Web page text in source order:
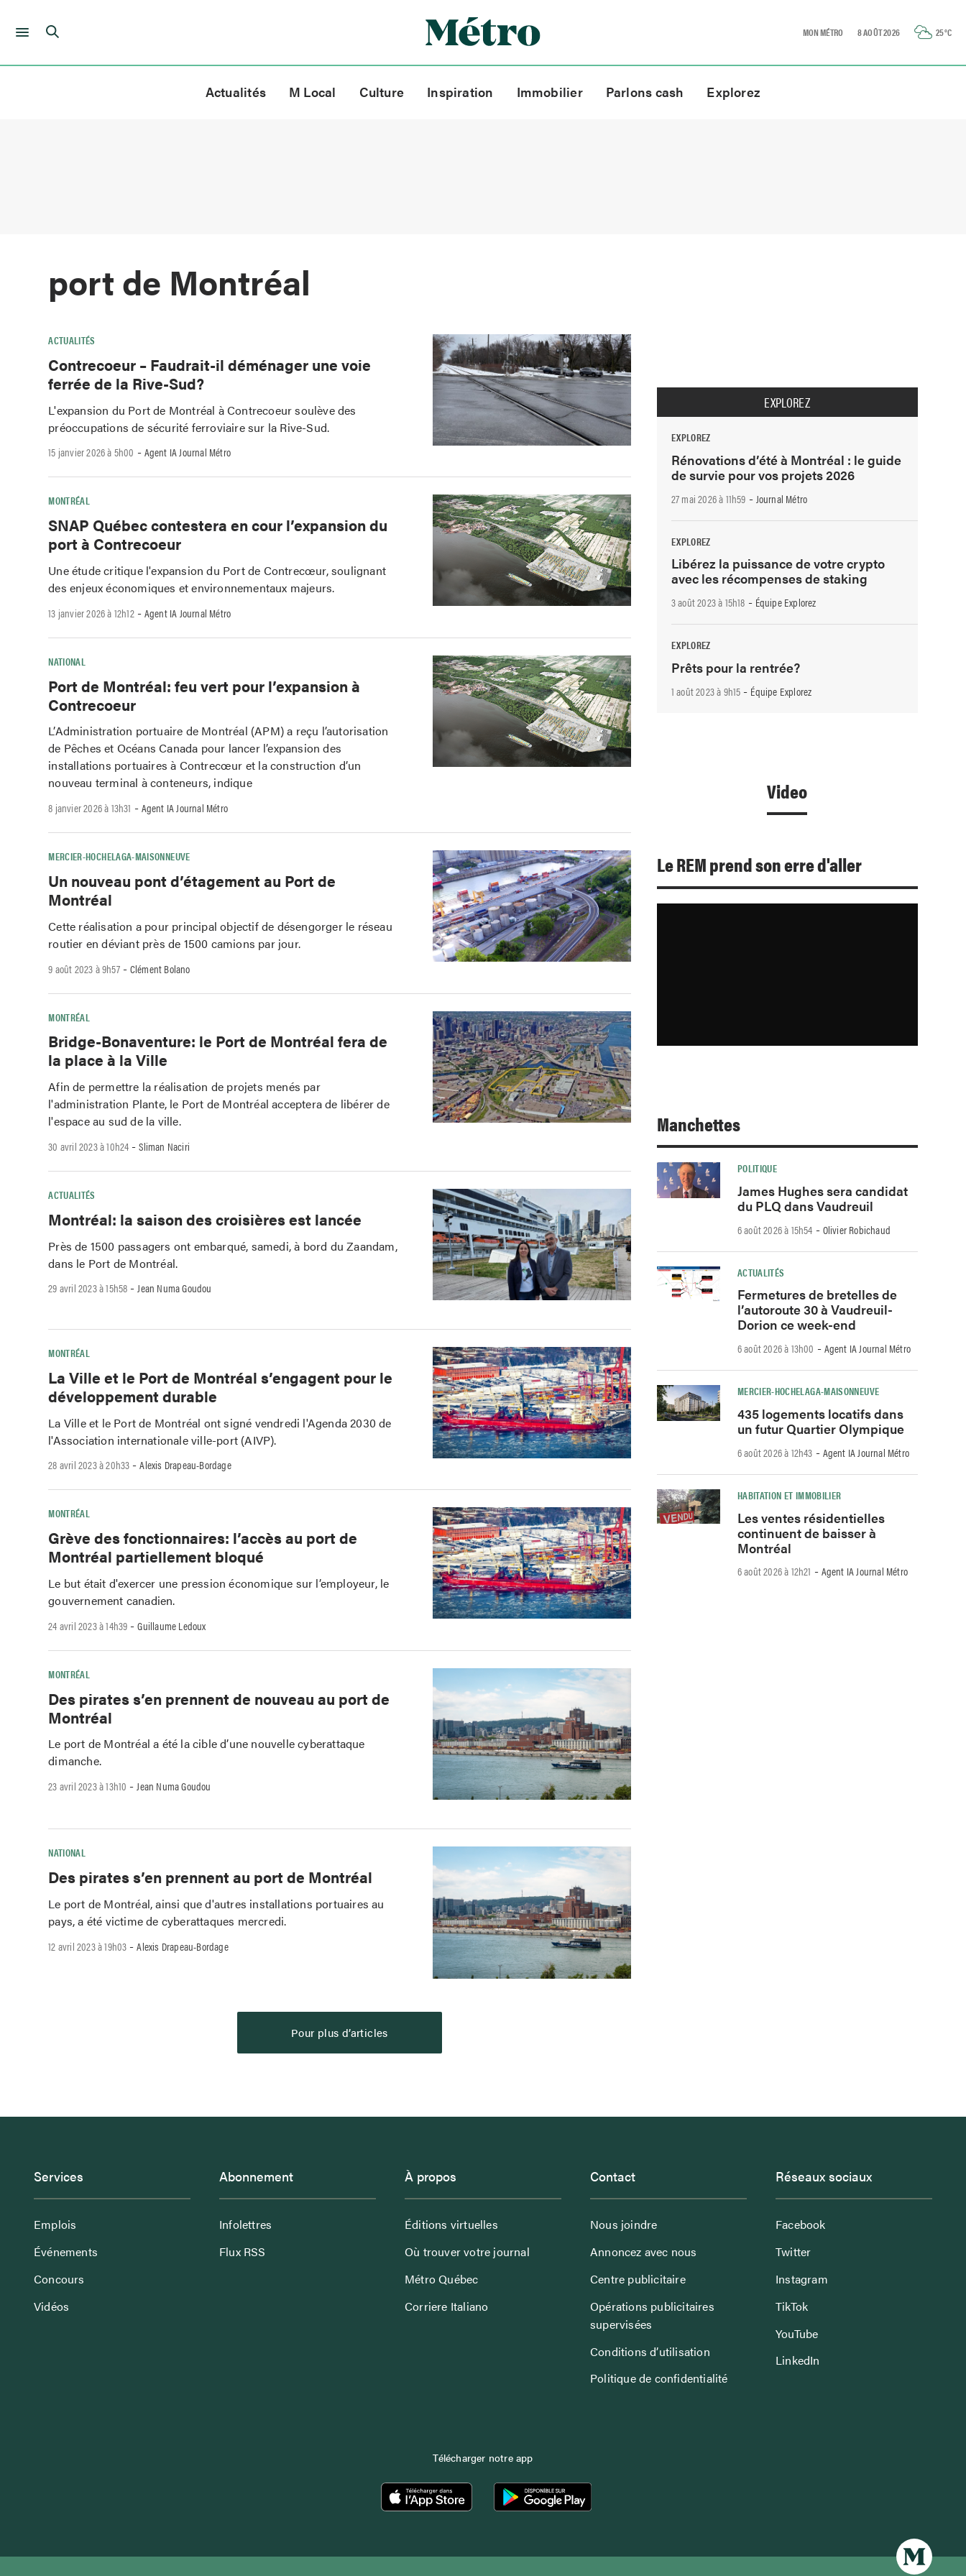
Skip
MON MÉTRO 8 AOÛT 2026 25°C
Actualités M Local Culture Inspiration Immobilier Parlons cash Explorez
port de Montréal
ACTUALITÉS
Contrecoeur – Faudrait-il déménager une voie
ferrée de la Rive-Sud?
L'expansion du Port de Montréal à Contrecoeur soulève des
préoccupations de sécurité ferroviaire sur la Rive-Sud.
15 janvier 2026 à 5h00 -Agent IA Journal Métro
MONTRÉAL
SNAP Québec contestera en cour l’expansion du
port à Contrecoeur
Une étude critique l'expansion du Port de Contrecœur, soulignant
des enjeux économiques et environnementaux majeurs.
13 janvier 2026 à 12h12-Agent IA Journal Métro
NATIONAL
Port de Montréal: feu vert pour l’expansion à
Contrecoeur
L’Administration portuaire de Montréal (APM) a reçu l’autorisation
de Pêches et Océans Canada pour lancer l’expansion des
installations portuaires à Contrecœur et la construction d’un
nouveau terminal à conteneurs, indique
8 janvier 2026 à 13h31 -Agent IA Journal Métro
MERCIER-HOCHELAGA-MAISONNEUVE
Un nouveau pont d’étagement au Port de
Montréal
Cette réalisation a pour principal objectif de désengorger le réseau
routier en déviant près de 1500 camions par jour.
9 août 2023 à 9h57-Clément Bolano
MONTRÉAL
Bridge-Bonaventure: le Port de Montréal fera de
la place à la Ville
Afin de permettre la réalisation de projets menés par
l'administration Plante, le Port de Montréal acceptera de libérer de
l'espace au sud de la ville.
30 avril 2023 à 10h24 -Sliman Naciri
ACTUALITÉS
Montréal: la saison des croisières est lancée
Près de 1500 passagers ont embarqué, samedi, à bord du Zaandam,
dans le Port de Montréal.
29 avril 2023 à 15h58 -Jean Numa Goudou
MONTRÉAL
La Ville et le Port de Montréal s’engagent pour le
développement durable
La Ville et le Port de Montréal ont signé vendredi l'Agenda 2030 de
l'Association internationale ville-port (AIVP).
28 avril 2023 à 20h33 -Alexis Drapeau-Bordage
MONTRÉAL
Grève des fonctionnaires: l’accès au port de
Montréal partiellement bloqué
Le but était d'exercer une pression économique sur l’employeur, le
gouvernement canadien.
24 avril 2023 à 14h39 -Guillaume Ledoux
MONTRÉAL
Des pirates s’en prennent de nouveau au port de
Montréal
Le port de Montréal a été la cible d’une nouvelle cyberattaque
dimanche.
23 avril 2023 à 13h10 -Jean Numa Goudou
NATIONAL
Des pirates s’en prennent au port de Montréal
Le port de Montréal, ainsi que d'autres installations portuaires au
pays, a été victime de cyberattaques mercredi.
12 avril 2023 à 19h03 -Alexis Drapeau-Bordage
Pour plus d’articles
EXPLOREZ
EXPLOREZ
Rénovations d’été à Montréal : le guide
de survie pour vos projets 2026
27 mai 2026 à 11h59 - Journal Métro
EXPLOREZ
Libérez la puissance de votre crypto
avec les récompenses de staking
3 août 2023 à 15h18 - Équipe Explorez
EXPLOREZ
Prêts pour la rentrée?
1 août 2023 à 9h15 - Équipe Explorez
Video
Le REM prend son erre d'aller
Manchettes
POLITIQUE
James Hughes sera candidat
du PLQ dans Vaudreuil
6 août 2026 à 15h54 -Olivier Robichaud
ACTUALITÉS
Fermetures de bretelles de
l’autoroute 30 à Vaudreuil-
Dorion ce week-end
6 août 2026 à 13h00 -Agent IA Journal Métro
MERCIER-HOCHELAGA-MAISONNEUVE
435 logements locatifs dans
un futur Quartier Olympique
6 août 2026 à 12h43 -Agent IA Journal Métro
HABITATION ET IMMOBILIER
Les ventes résidentielles
continuent de baisser à
Montréal
6 août 2026 à 12h21 -Agent IA Journal Métro
Services
Emplois
Événements
Concours
Vidéos
Abonnement
Infolettres
Flux RSS
À propos
Éditions virtuelles
Où trouver votre journal
Métro Québec
Corriere Italiano
Contact
Nous joindre
Annoncez avec nous
Centre publicitaire
Opérations publicitaires
supervisées
Conditions d’utilisation
Politique de confidentialité
Réseaux sociaux
Facebook
Twitter
Instagram
TikTok
YouTube
LinkedIn
Télécharger notre app